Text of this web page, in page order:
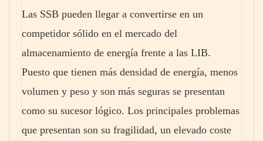
Las SSB pueden llegar a convertirse en un
competidor sólido en el mercado del
almacenamiento de energía frente a las LIB.
Puesto que tienen más densidad de energía, menos
volumen y peso y son más seguras se presentan
como su sucesor lógico. Los principales problemas
que presentan son su fragilidad, un elevado coste